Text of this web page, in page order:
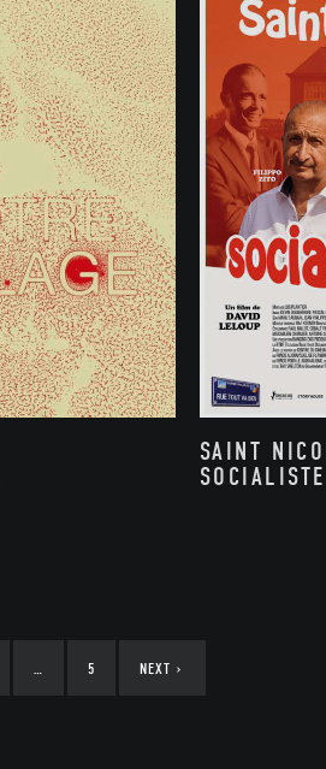
SAINT
SOCIALISTE
5 NEXT ›